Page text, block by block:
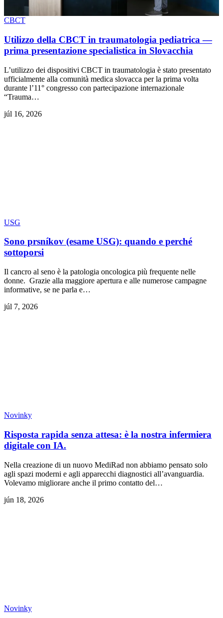
CBCT
Utilizzo della CBCT in traumatologia pediatrica —
prima presentazione specialistica in Slovacchia
L’utilizzo dei dispositivi CBCT in traumatologia è stato presentato
ufficialmente alla comunità medica slovacca per la prima volta
durante l’11° congresso con partecipazione internazionale
“Trauma…
júl 16, 2026
USG
Sono prsníkov (esame USG): quando e perché
sottoporsi
Il cancro al seno è la patologia oncologica più frequente nelle
donne. Grazie alla maggiore apertura e alle numerose campagne
informative, se ne parla e…
júl 7, 2026
Novinky
Risposta rapida senza attesa: è la nostra infermiera
digitale con IA.
Nella creazione di un nuovo MediRad non abbiamo pensato solo
agli spazi moderni e agli apparecchi diagnostici all’avanguardia.
Volevamo migliorare anche il primo contatto del…
jún 18, 2026
Novinky